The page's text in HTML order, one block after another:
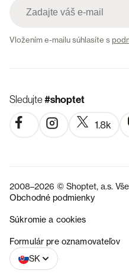
Vložením e-mailu súhlasíte s
Sledujte#shoptet
1.8k
2008–2026 © Shoptet, a.s.
Obchodné podmienky
Súkromie a cookies
Formulár pre oznamovateľov
SK